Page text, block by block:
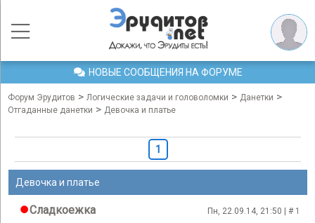
НОВЫЕ СООБЩЕНИЯ НА ФОРУМЕ
Форум Эрудитов > Логические задачи и головоломки > Данетки >
Отгаданные данетки > Девочка и платье
1
Девочка и платье
Сладкоежка Пн, 22.09.14, 21:50 | # 1